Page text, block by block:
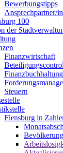
Bewerbungstipps
Ansprechpartner/
100
der
Finanzwirtschaft
Finanzbuchhaltung
Steuern
Flensburg in
Bevölkerung